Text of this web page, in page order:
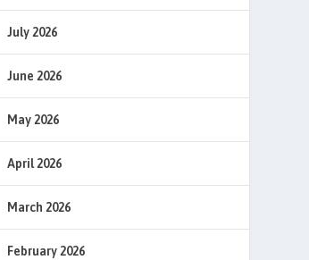
July 2026
June 2026
May 2026
April 2026
March 2026
February 2026